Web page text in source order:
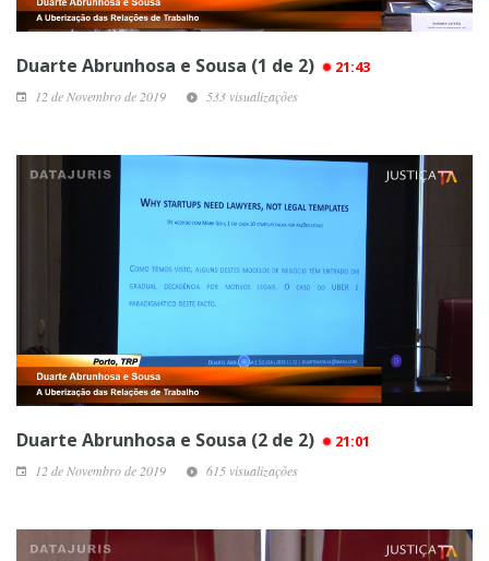
Duarte Abrunhosa e Sousa (1 de 2) 21:43
12 de Novembro de 2019 533 visualizações
Duarte Abrunhosa e Sousa (2 de 2) 21:01
12 de Novembro de 2019 615 visualizações